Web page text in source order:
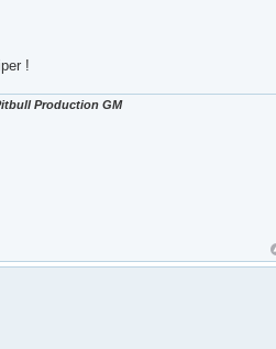
!
Production GM